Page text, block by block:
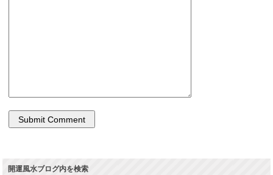
開運風水ブログ内を検索